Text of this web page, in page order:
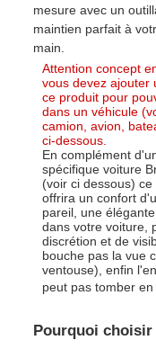
mesure avec un
maintien parfait à
main.
Attention concept
vous devez ajouter
ce produit pour
dans un véhicule
camion, avion,
ci-dessous.
En complément
spécifique voiture
(voir ci dessous)
offrira un confort
pareil, une
dans votre voiture,
discrétion et de
bouche pas la vue
ventouse), enfin
peut pas tomber
Pourquoi